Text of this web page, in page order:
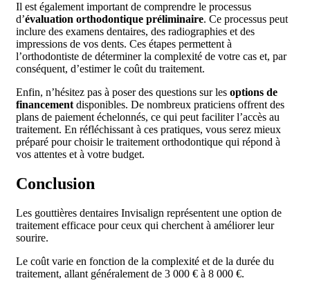
Il est également important de comprendre le processus
d’évaluation orthodontique préliminaire. Ce processus peut
inclure des examens dentaires, des radiographies et des
impressions de vos dents. Ces étapes permettent à
l’orthodontiste de déterminer la complexité de votre cas et, par
conséquent, d’estimer le coût du traitement.
Enfin, n’hésitez pas à poser des questions sur les options de
financement disponibles. De nombreux praticiens offrent des
plans de paiement échelonnés, ce qui peut faciliter l’accès au
traitement. En réfléchissant à ces pratiques, vous serez mieux
préparé pour choisir le traitement orthodontique qui répond à
vos attentes et à votre budget.
Conclusion
Les gouttières dentaires Invisalign représentent une option de
traitement efficace pour ceux qui cherchent à améliorer leur
sourire.
Le coût varie en fonction de la complexité et de la durée du
traitement, allant généralement de 3 000 € à 8 000 €.